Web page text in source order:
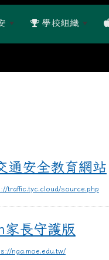
學校組織
教育網站
通安全教育網站
traffic.tyc.cloud/source.php
護版
家長守護版
nga.moe.edu.tw/